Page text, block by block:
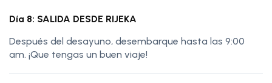
Día 8: SALIDA DESDE RIJEKA
Después del desayuno, desembarque hasta las 9:00
am. ¡Que tengas un buen viaje!